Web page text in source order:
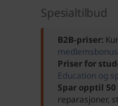
Spesialtilbud
B2B-priser:
Priser for
Education og
Spar opptil
reparasjoner,